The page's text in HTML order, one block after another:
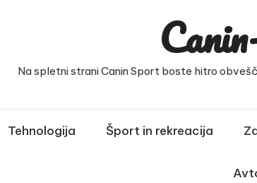
Na spletni strani Canin Sport boste hitro
Tehnologija Šport in rekreacija